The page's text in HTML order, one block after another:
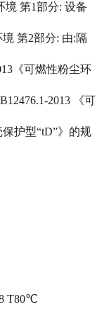
境 第1部分: 设备
第2部分: 由:隔
《可燃性粉尘环
2013 《可
护型“tD”》的规
T80℃